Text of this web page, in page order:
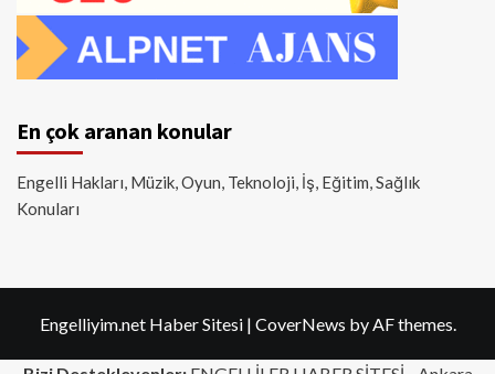
En çok aranan konular
Engelli Hakları, Müzik, Oyun, Teknoloji, İş, Eğitim, Sağlık
Konuları
Engelliyim.net Haber Sitesi | CoverNews by AF themes.